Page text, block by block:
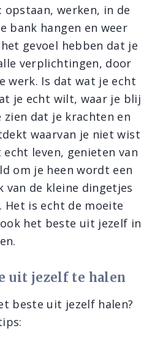
werken, in de
bank hangen en weer
gevoel hebben dat je
verplichtingen, door
werk. Is dat wat je echt
je echt wilt, waar je blij
dat je krachten en
waarvan je niet wist
echt leven, genieten van
om je heen wordt een
van de kleine dingetjes
Het is echt de moeite
het beste uit jezelf in
uit jezelf te halen
beste uit jezelf halen?